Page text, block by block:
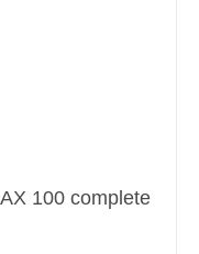
100 complete